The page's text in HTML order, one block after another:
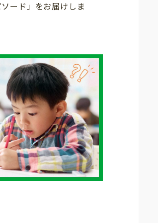
ード」をお届けしま